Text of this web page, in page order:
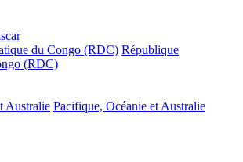
du Congo (RDC) République
(RDC)
Australie Pacifique, Océanie et Australie